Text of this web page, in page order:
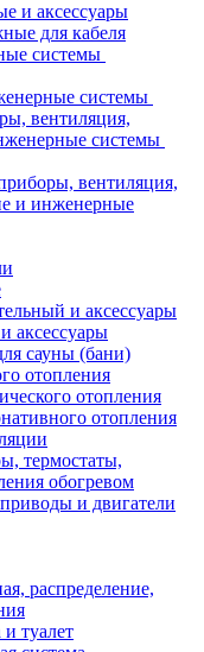
и аксессуары
для кабеля
системы
системы
вентиляция,
системы
вентиляция,
и инженерные
и аксессуары
аксессуары
сауны (бани)
отопления
отопления
отопления
термостаты,
обогревом
и двигатели
распределение,
туалет